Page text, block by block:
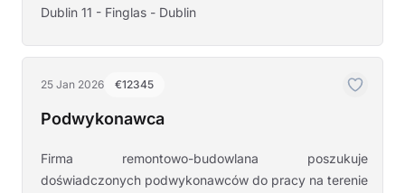
Dublin 11 - Finglas - Dublin
25 Jan 2026 €12345
Podwykonawca
Firma remontowo-budowlana poszukuje
doświadczonych podwykonawców do pracy na terenie